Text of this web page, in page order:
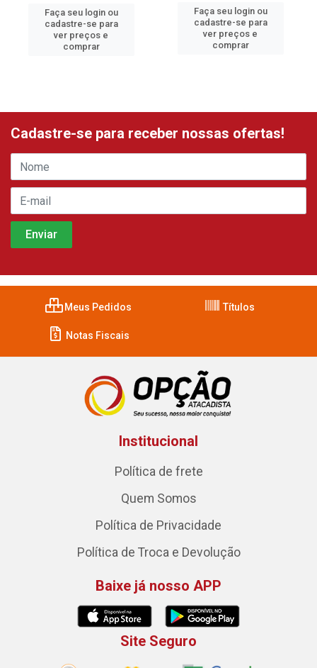
Faça seu login ou
cadastre-se para
ver preços e
comprar
Faça seu login ou
cadastre-se para
ver preços e
comprar
Cadastre-se para receber nossas ofertas!
Meus Pedidos Títulos
Notas Fiscais
Institucional
Política de frete
Quem Somos
Política de Privacidade
Política de Troca e Devolução
Baixe já nosso APP
Site Seguro